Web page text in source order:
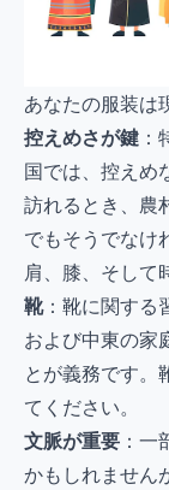
あなたの服装は
控えめさが鍵
国では、控えめ
訪れるとき、農
でもそうでなけ
肩、膝、そして
靴：靴に関する
および中東の家
とが義務です。
てください。
文脈が重要 ：
かもしれません